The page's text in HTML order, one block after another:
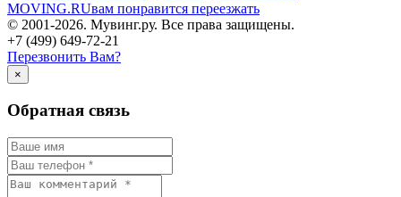
MOVING.RUвам понравится переезжать
© 2001-2026. Мувинг.ру. Все права защищены.
+7 (499) 649-72-21
Перезвонить Вам?
×
Обратная связь